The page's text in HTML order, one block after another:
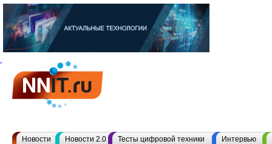
Новости Новости 2.0 Тесты цифровой техники Интервью